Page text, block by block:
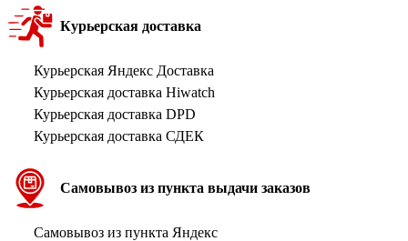
Курьерская доставка
Курьерская Яндекс Доставка
Курьерская доставка Hiwatch
Курьерская доставка DPD
Курьерская доставка СДЕК
Самовывоз из пункта выдачи заказов
Самовывоз из пункта Яндекс